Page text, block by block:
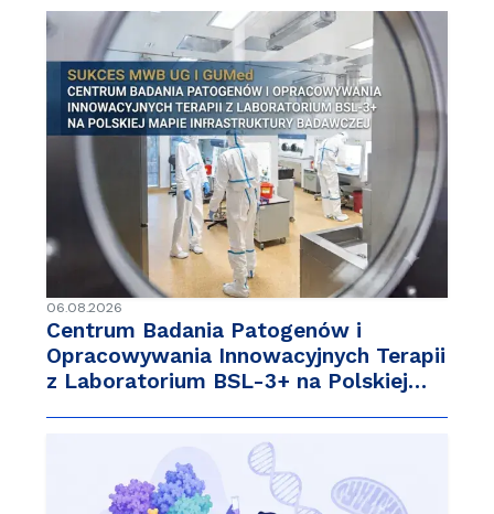
06.08.2026
Centrum Badania Patogenów i
Opracowywania Innowacyjnych Terapii
z Laboratorium BSL-3+ na Polskiej…